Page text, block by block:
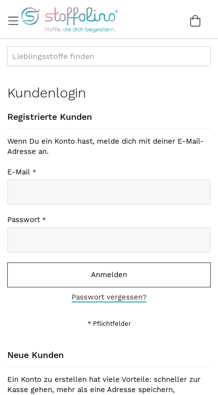
zum
Inhalt
Kundenlogin
Registrierte Kunden
Wenn Du ein Konto hast, melde dich mit deiner E-Mail-
Adresse an.
E-Mail
Passwort
Anmelden
Passwort vergessen?
Neue Kunden
Ein Konto zu erstellen hat viele Vorteile: schneller zur
Kasse gehen, mehr als eine Adresse speichern,